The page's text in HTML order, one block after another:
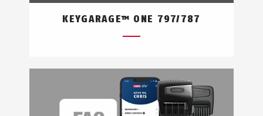
KEYGARAGE™ ONE 797/787